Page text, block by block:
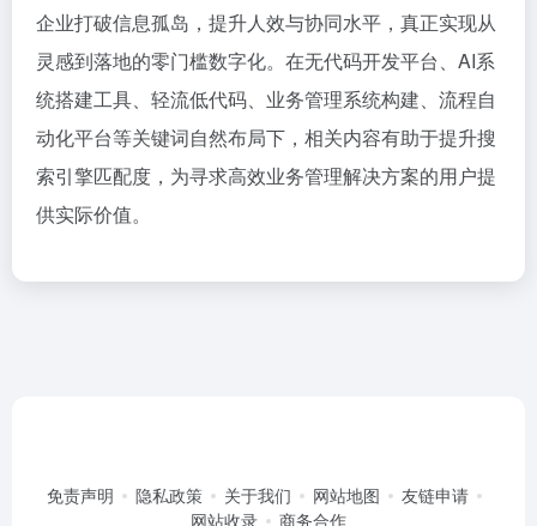
企业打破信息孤岛，提升人效与协同水平，真正实现从
灵感到落地的零门槛数字化。在无代码开发平台、AI系
统搭建工具、轻流低代码、业务管理系统构建、流程自
动化平台等关键词自然布局下，相关内容有助于提升搜
索引擎匹配度，为寻求高效业务管理解决方案的用户提
供实际价值。
免责声明 隐私政策 关于我们 网站地图
友链申请
网站收录
商务合作